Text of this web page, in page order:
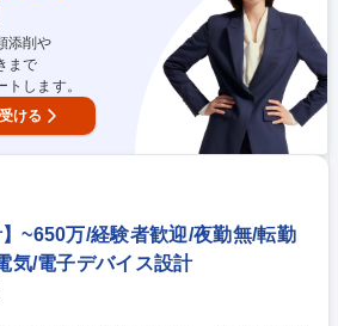
添削や
まで
します。
ける
~650万/経験者歓迎/夜勤無/転勤
気/電子デバイス設計